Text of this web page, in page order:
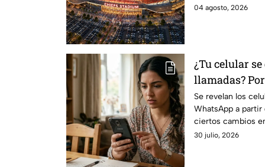
estacionamiento.
04 agosto, 2026
¿Tu celular
llamadas?
perder
dispositivos
Se revelan los
WhatsApp a
ciertos cambios
Meta.
30 julio, 2026